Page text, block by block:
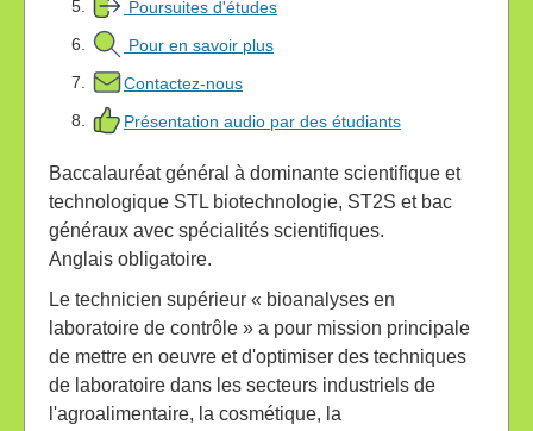
Poursuites d'études
Pour en savoir plus
Contactez-nous
Présentation audio par des étudiants
Baccalauréat général à dominante scientifique et
technologique STL biotechnologie, ST2S et bac
généraux avec spécialités scientifiques.
Anglais obligatoire.
Le technicien supérieur « bioanalyses en
laboratoire de contrôle » a pour mission principale
de mettre en oeuvre et d'optimiser des techniques
de laboratoire dans les secteurs industriels de
l'agroalimentaire, la cosmétique, la